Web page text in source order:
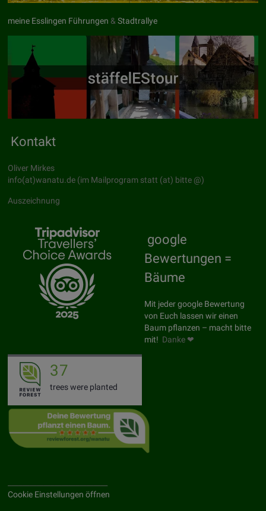
meine Esslingen Führungen &Stadtrallye
Kontakt
Oliver Mirkes
info(at)wanatu.de (im Mailprogram statt (at) bitte @)
Auszeichnung
google
Bewertungen =
Bäume
Mit jeder google Bewertung
von Euch lassen wir einen
Baum pflanzen – macht bitte
mit! Danke ❤
37
trees were planted
Cookie Einstellungen öffnen